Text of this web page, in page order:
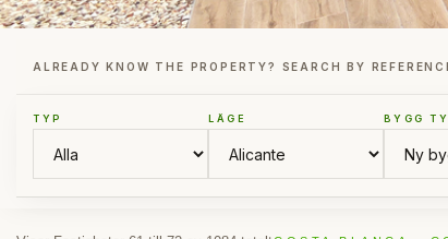
ALREADY KNOW THE PROPERTY? SEARCH BY
TYP LÄGE BYGG